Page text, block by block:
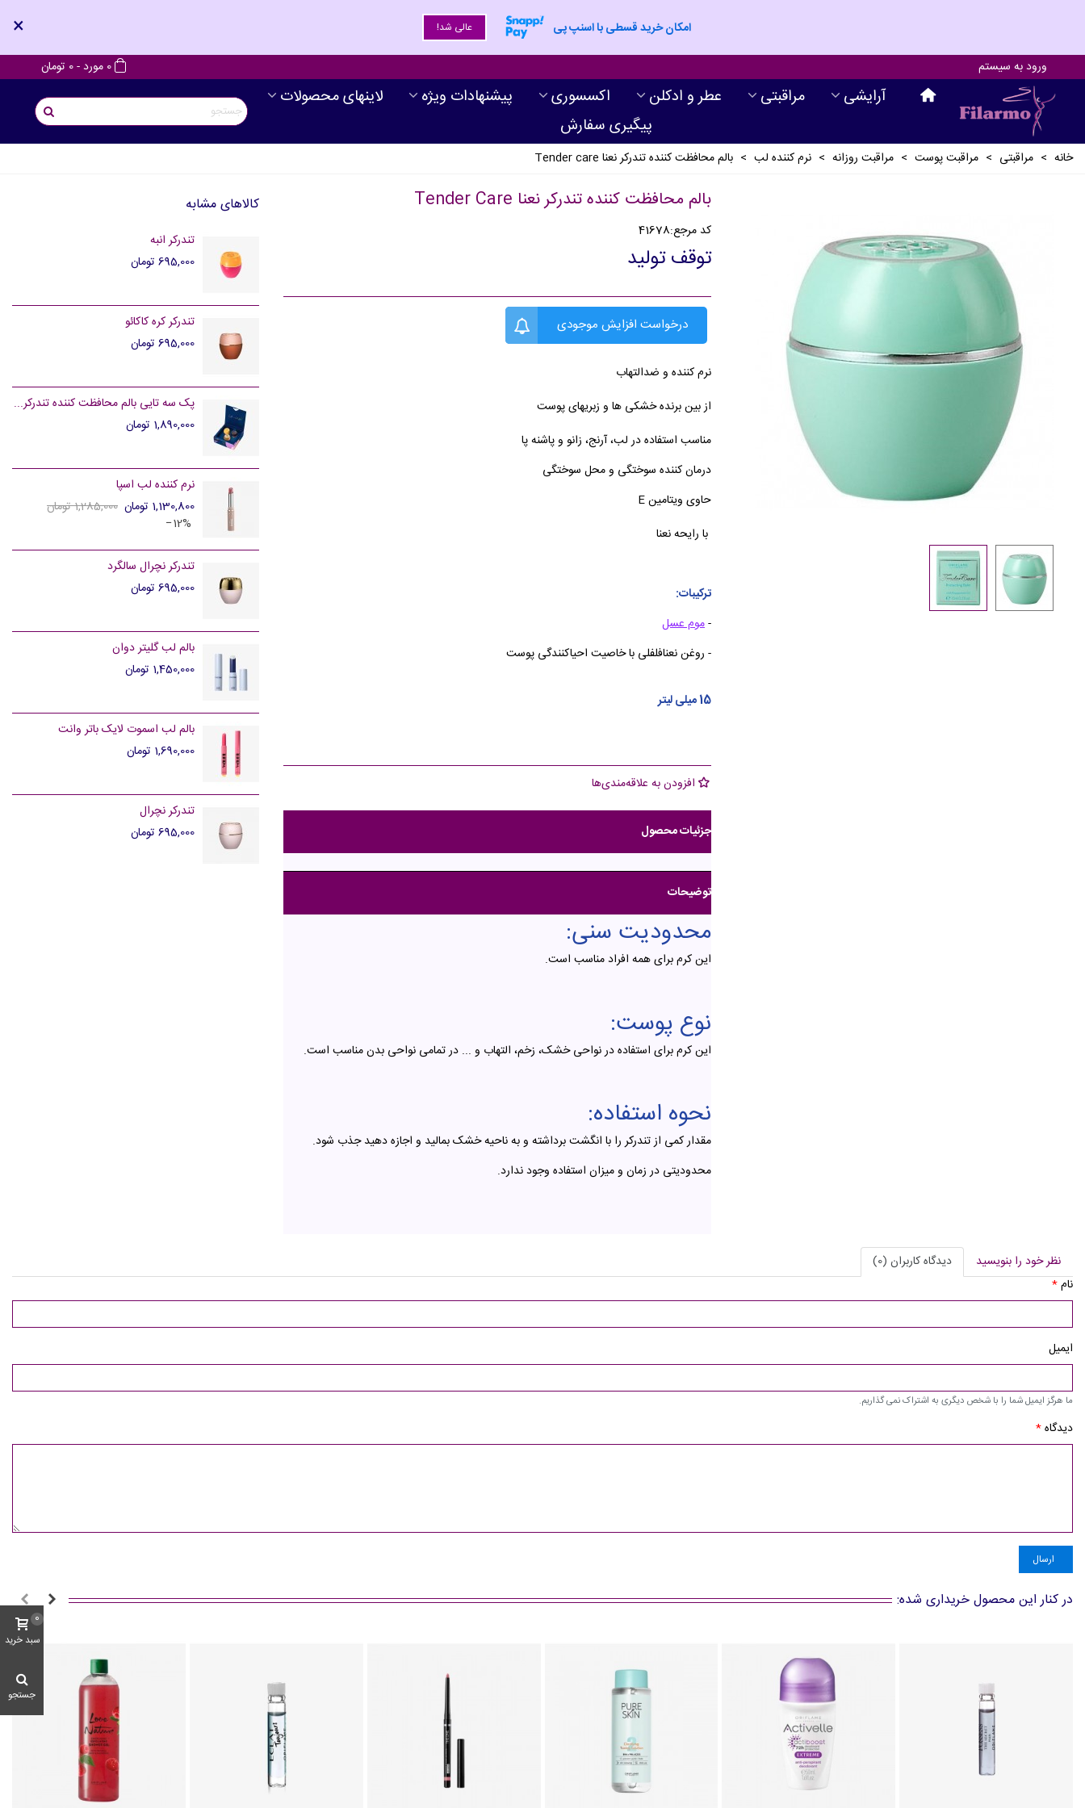
امکان خرید قسطی با اسنپ پی عالی شد! ×
ورود به سیستم 0 مورد-0 تومان
آرايشی مراقبتی عطر و ادکلن اکسسوری پیشنهادات ویژه
لاینهای محصولات
پیگیری سفارش
خانه > مراقبتی > مراقبت پوست > مراقبت روزانه > نرم کننده لب > بالم محافظت کننده تندرکر نعنا Tender care
بالم محافظت کننده تندرکر نعنا Tender Care
کد مرجع:41678
توقف تولید
درخواست افزایش موجودی
نرم کننده و ضدالتهاب
از بین برنده خشکی ها و زبریهای پوست
مناسب استفاده در لب، آرنج، زانو و پاشنه پا
درمان کننده سوختگی و محل سوختگی
حاوی ویتامین E
با رایحه نعنا
ترکیبات:
-موم عسل
- روغن نعنافلفلی با خاصیت احیاکنندگی پوست
15 میلی لیتر
افزودن به علاقه‌مندی‌ها
جزئیات محصول
توضیحات
محدودیت سنی:
این کرم برای همه افراد مناسب است.
نوع پوست:
این کرم برای استفاده در نواحی خشک، زخم، التهاب و ... در تمامی نواحی بدن مناسب است.
نحوه استفاده:
مقدار کمی از تندرکر را با انگشت برداشته و به ناحیه خشک بمالید و اجازه دهید جذب شود.
محدودیتی در زمان و میزان استفاده وجود ندارد.
کالاهای مشابه
تندرکر انبه
695,000 تومان
تندرکر کره کاکائو
695,000 تومان
پک سه تایی بالم محافظت کننده تندرکر...
1,890,000 تومان
نرم کننده لب اسپا
1,130,800 تومان
1,285,000 تومان
‎−12%
تندرکر نچرال سالگرد
695,000 تومان
بالم لب گلیتر دوان
1,450,000 تومان
بالم لب اسموت لایک باتر وانت
1,690,000 تومان
تندرکر نچرال
695,000 تومان
نظر خود را بنویسید
دیدگاه کاربران (0)
نام*
ایمیل
ما هرگز ایمیل شما را با شخص دیگری به اشتراک نمی گذاریم.
دیدگاه*
ارسال
در کنار این محصول خریداری شده:
سبد خرید
0
جستجو